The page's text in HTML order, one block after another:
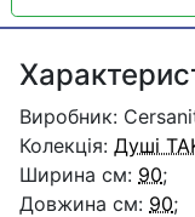
Виробник:
Колекція: Душі
Ширина см: 90;
Довжина см: 90;